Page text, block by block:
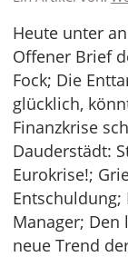
Heute unter
Offener Brief
Fock; Die
glücklich,
Finanzkrise
Dauderstädt:
Eurokrise!;
Manager; Den
neue Trend